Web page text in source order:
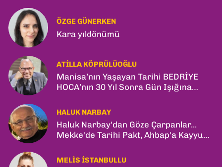
ÖZGE GÜNERKEN
Kara yıldönümü
ATILLA KÖPRÜLÜOĞLU
Manisa’nın Yaşayan Tarihi BEDRİYE
HOCA’nın 30 Yıl Sonra Gün Işığına
HALUK NARBAY
Haluk Narbay'dan Göze Çarpanlar...
Mekke'de Tarihi Pakt, Ahbap'a Kayyum
MELIS İSTANBULLU